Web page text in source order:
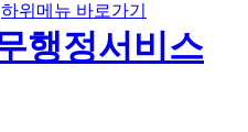
하위메뉴 바로가기